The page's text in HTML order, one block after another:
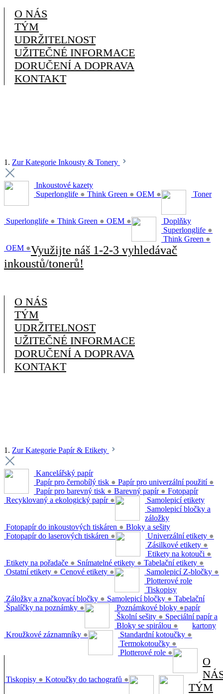
O NÁS
TÝM
UDRŽITELNOST
UŽITEČNÉ INFORMACE
DORUČENÍ A DOPRAVA
KONTAKT
1. Zur Kategorie Inkousty & Tonery
Inkoustové kazety
Superlonglife ● Think Green ● OEM ● Toner
Superlonglife ● Think Green ● OEM ●
Doplňky
Superlonglife ●
Think Green ●
OEM ●Využijte náš 1-2-3 vyhledávač
inkoustů/tonerů!
O NÁS
TÝM
UDRŽITELNOST
UŽITEČNÉ INFORMACE
DORUČENÍ A DOPRAVA
KONTAKT
1. Zur Kategorie Papír & Etikety
Kancelářský papír
Papír pro černobílý tisk ● Papír pro univerzální použití ●
Papír pro barevný tisk ● Barevný papír ●
Recyklovaný a ekologický papír ●
Fotopapír
Fotopapír do inkoustových tiskáren ●
Fotopapír do laserových tiskáren ●
Samolepicí etikety
Univerzální etikety ●
Zásilkové etikety ●
Etikety na kotouči ●
Etikety na pořadače ● Snímatelné etikety ● Tabelační etikety ●
Ostatní etikety ● Cenové etikety ●
Samolepicí bločky a
záložky
Samolepicí Z-bločky ●
Záložky a značkovací bločky ● Samolepicí bločky ●
Špalíčky na poznámky ●
Bloky a sešity
Poznámkové bloky ●
Školní sešity ●
Bloky se spirálou ●
Kroužkové záznamníky ●
Plotterové role
Standardní kotoučky ●
Termokotoučky ●
Plotterové role ●
Tiskopisy
Tiskopisy ● Kotoučky do tachografů ●
Tabelační
papír
Speciální papír a
kartony
O
TÝM